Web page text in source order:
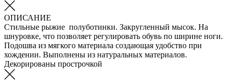
ОПИСАНИЕ
Стильные рыжие полуботинки. Закругленный мысок. На
шнуровке, что позволяет регулировать обувь по ширине ноги.
Подошва из мягкого материала создающая удобство при
хождении. Выполнены из натуральных материалов.
Декорированы прострочкой